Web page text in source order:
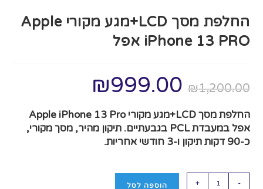
החלפת מסך LCD+מגע מקורי Apple
iPhone 13 PRO אפל
₪1,200.00
₪999.00
החלפת מסך LCD+מגע מקורי Apple iPhone 13 Pro
אפל במעבדת PCL בגבעתיים. תיקון מהיר, מסך מקורי,
כ-90 דקות תיקון ו-3 חודשי אחריות.
-
+ הוספה לסל